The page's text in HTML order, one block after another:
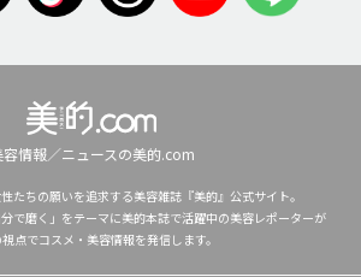
容情報／ニュースの美的.com
たちの願いを追求する美容雑誌『美的』公式サイト。
分で磨く」をテーマに美的本誌で活躍中の美容レポーターが
点でコスメ・美容情報を発信します。